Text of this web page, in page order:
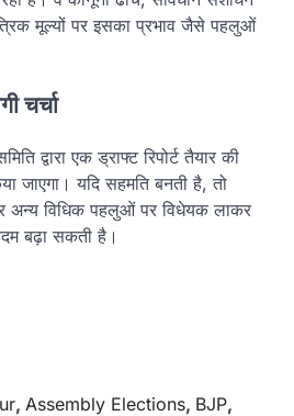
मूल्यों पर इसका प्रभाव जैसे पहलुओं
चर्चा
द्वारा एक ड्राफ्ट रिपोर्ट तैयार की
जाएगा। यदि सहमति बनती है, तो
अन्य विधिक पहलुओं पर विधेयक लाकर
बढ़ा सकती है।
, Assembly Elections, BJP,